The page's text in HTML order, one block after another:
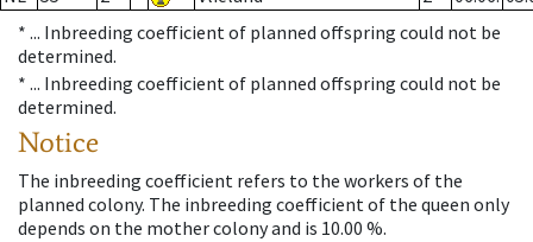
* ... Inbreeding coefficient of planned offspring could not be
determined.
* ... Inbreeding coefficient of planned offspring could not be
determined.
Notice
The inbreeding coefficient refers to the workers of the
planned colony. The inbreeding coefficient of the queen only
depends on the mother colony and is 10.00 %.